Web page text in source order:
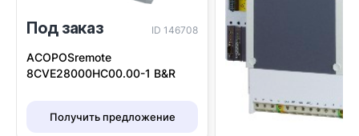
Под заказ ID 146708
ACOPOSremote
8CVE28000HC00.00-1 B&R
Получить предложение